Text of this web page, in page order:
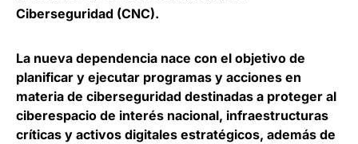
Ciberseguridad (CNC).
La nueva dependencia nace con el objetivo de
planificar y ejecutar programas y acciones en
materia de ciberseguridad destinadas a proteger al
ciberespacio de interés nacional, infraestructuras
críticas y activos digitales estratégicos, además de